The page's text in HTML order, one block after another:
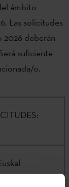
ámbito
Las solicitudes
2026 deberán
suficiente
o.